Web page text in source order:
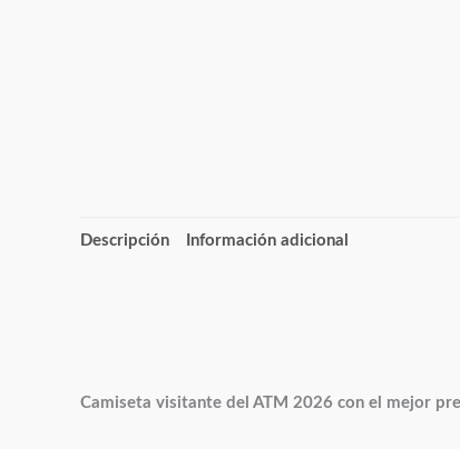
Descripción Información adicional
Camiseta visitante del ATM 2026 con el mejor